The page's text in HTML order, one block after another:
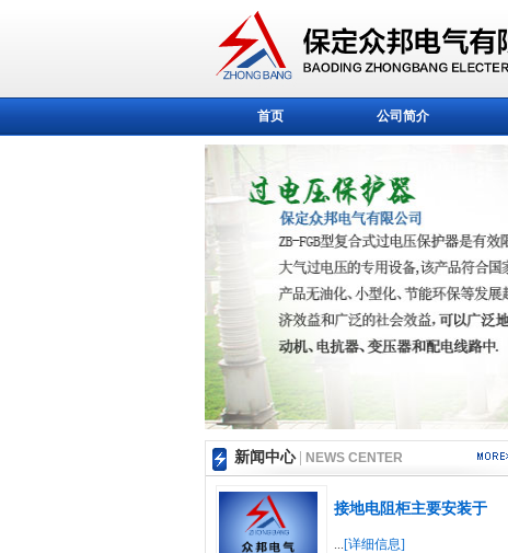
首页 公司简介
新闻中心 NEWS CENTER
接地电阻柜主要安装于
...[详细信息]